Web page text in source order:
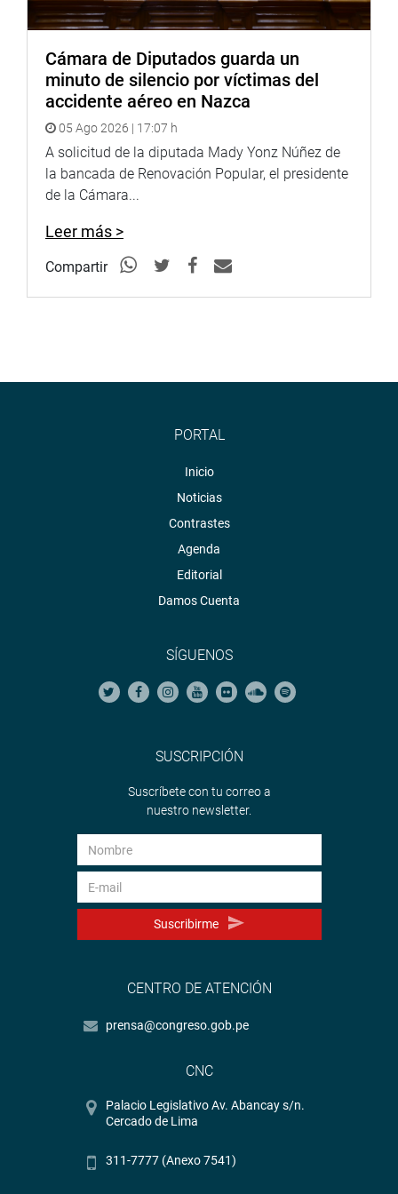
Facebook:
https://www.facebook.com/congresodelarepublicadelperu?
fref=ts
Twitter:https://twitter.com/congresoperu
Youtube:http://www.youtube.com/congresoperu
Soundcloud:https://soundcloud.com/radiocongreso
Cámara de Diputados guarda un
minuto de silencio por víctimas del
accidente aéreo en Nazca
05 Ago 2026 | 17:07 h
A solicitud de la diputada Mady Yonz Núñez de
la bancada de Renovación Popular, el presidente
de la Cámara...
Leer más >
Compartir
PORTAL
Inicio
Noticias
Contrastes
Agenda
Editorial
Damos Cuenta
SÍGUENOS
SUSCRIPCIÓN
Suscríbete con tu correo a
nuestro newsletter.
Suscribirme
CENTRO DE ATENCIÓN
prensa@congreso.gob.pe
CNC
Palacio Legislativo Av. Abancay s/n.
Cercado de Lima
311-7777 (Anexo 7541)